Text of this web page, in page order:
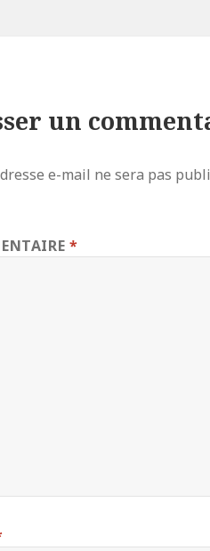
un
e-mail ne sera pas
*